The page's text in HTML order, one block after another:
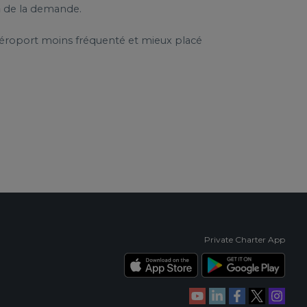
la demande.
moins fréquenté et mieux placé
Private Charter App